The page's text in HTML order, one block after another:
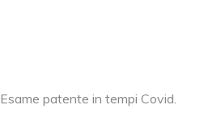
Esame patente in tempi Covid.